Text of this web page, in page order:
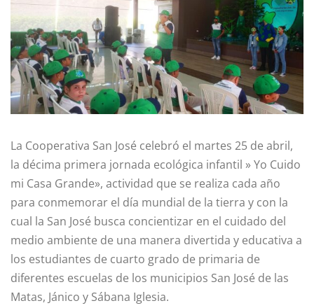
La Cooperativa San José celebró el martes 25 de abril,
la décima primera jornada ecológica infantil » Yo Cuido
mi Casa Grande», actividad que se realiza cada año
para conmemorar el día mundial de la tierra y con la
cual la San José busca concientizar en el cuidado del
medio ambiente de una manera divertida y educativa a
los estudiantes de cuarto grado de primaria de
diferentes escuelas de los municipios San José de las
Matas, Jánico y Sábana Iglesia.